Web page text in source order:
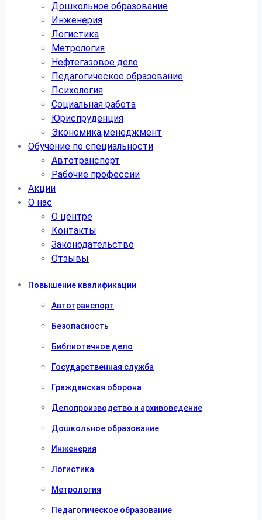
Дошкольное образование
Инженерия
Логистика
Метрология
Нефтегазовое дело
Педагогическое образование
Психология
Социальная работа
Юриспруденция
Экономика,менеджмент
Обучение по специальности
Автотранспорт
Рабочие профессии
Акции
О нас
О центре
Контакты
Законодательство
Отзывы
Повышение квалификации
Автотранспорт
Безопасность
Библиотечное дело
Государственная служба
Гражданская оборона
Делопроизводство и архивоведение
Дошкольное образование
Инженерия
Логистика
Метрология
Педагогическое образование